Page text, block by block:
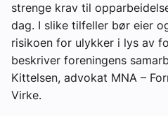
strenge krav til
dag. I slike tilfeller bør eier
risikoen for ulykker i lys av
beskriver foreningens
Kittelsen, advokat MNA –
Virke.